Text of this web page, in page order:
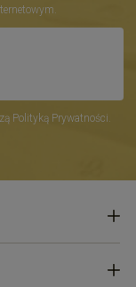
Polityką Prywatności.